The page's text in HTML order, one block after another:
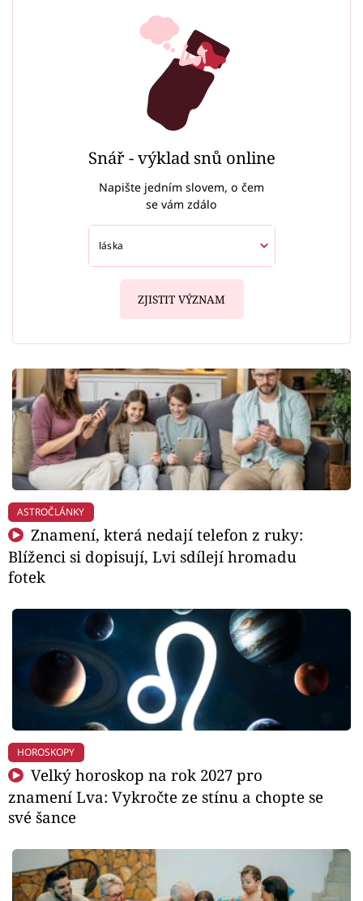
Snář - výklad snů online
Napište jedním slovem, o čem
se vám zdálo
ZJISTIT VÝZNAM
ASTROČLÁNKY
Znamení, která nedají telefon z ruky:
Blíženci si dopisují, Lvi sdílejí hromadu
fotek
HOROSKOPY
Velký horoskop na rok 2027 pro
znamení Lva: Vykročte ze stínu a chopte se
své šance